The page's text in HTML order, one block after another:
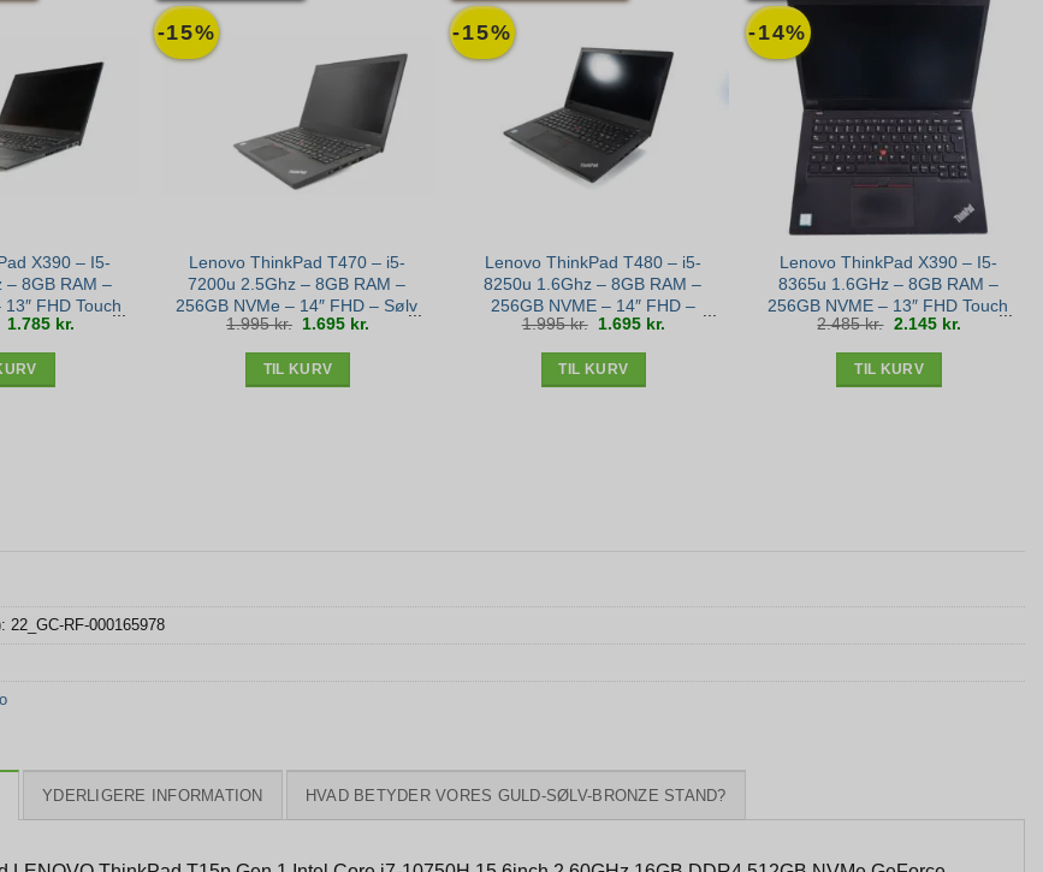
X390 – I5-
– 8GB RAM –
FHD Touch
stand
Den
oprindelige
pris
1.785 kr.aktuelle
pris
-15%
Lenovo ThinkPad T470 – i5-
7200u 2.5Ghz – 8GB RAM –
256GB NVMe – 14″ FHD – Sølv
stand
1.995kr. Den
oprindelige
pris
1.695 kr.
TIL KURV
-15%
Lenovo ThinkPad T480 – i5-
8250u 1.6Ghz – 8GB RAM –
256GB NVME – 14″ FHD –
Bronze stand
1.995kr. Den
oprindelige
pris
1.695 kr.
TIL KURV
-14%
Lenovo ThinkPad X390 – I5-
8365u 1.6GHz – 8GB RAM –
256GB NVME – 13″ FHD Touch
– Win 11 – Sølv stand
2.485kr. Den
oprindelige
pris
2.145 kr.aktuelle
pris
TIL KURV
22_GC-RF-000165978
YDERLIGERE INFORMATION HVAD BETYDER VORES GULD-SØLV-BRONZE STAND?